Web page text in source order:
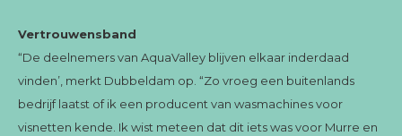
Vertrouwensband
“De deelnemers van AquaValley blijven elkaar inderdaad
vinden’, merkt Dubbeldam op. “Zo vroeg een buitenlands
bedrijf laatst of ik een producent van wasmachines voor
visnetten kende. Ik wist meteen dat dit iets was voor Murre en